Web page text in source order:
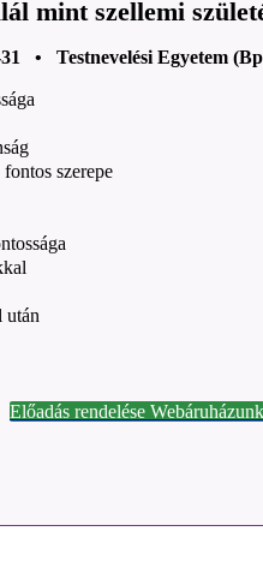
mint szellemi
31 • Testnevelési Egyetem
szerepe
után
Előadás rendelése